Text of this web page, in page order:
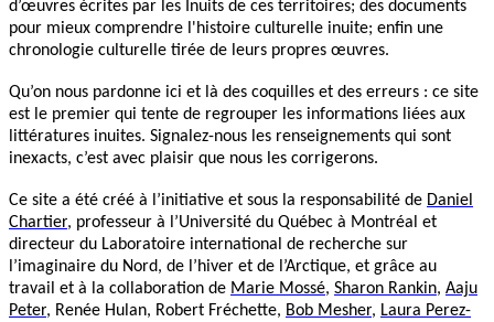
d’œuvres écrites par les Inuits de ces territoires; des documents
pour mieux comprendre l'histoire culturelle inuite; enfin une
chronologie culturelle tirée de leurs propres œuvres.
Qu’on nous pardonne ici et là des coquilles et des erreurs : ce site
est le premier qui tente de regrouper les informations liées aux
littératures inuites. Signalez-nous les renseignements qui sont
inexacts, c’est avec plaisir que nous les corrigerons.
Ce site a été créé à l’initiative et sous la responsabilité de Daniel
Chartier, professeur à l’Université du Québec à Montréal et
directeur du Laboratoire international de recherche sur
l’imaginaire du Nord, de l’hiver et de l’Arctique, et grâce au
travail et à la collaboration de Marie Mossé, Sharon Rankin, Aaju
Peter, Renée Hulan, Robert Fréchette, Bob Mesher, Laura Perez-